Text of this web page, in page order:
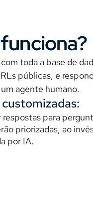
toda a base de
públicas, e
agente humano.
respostas para
priorizadas, ao
por IA.